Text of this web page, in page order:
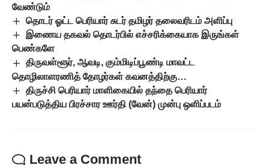
வேண்டும்
தொடர் ஓட்ட பெரியார் சுடர் தமிழர் தலைவரிடம் அளிப்பு
இணைய தகவல் தொடர்பில் எச்சரிக்கையாக இருங்கள்
பெண்களே
திருவள்ளூர், ஆவடி, கும்மிடிப்பூண்டி மாவட்ட
தொழிலாளரணித் தோழர்கள் கவனத்திற்கு…
திருச்சி பெரியார் மாளிகையில் தந்தை பெரியார்
பயன்படுத்திய பிரச்சார ஊர்தி (வேன்) முன்பு ஒளிப்படம்
Leave a Comment